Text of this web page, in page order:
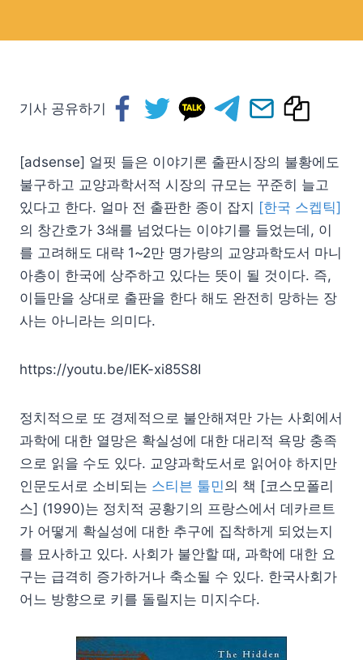
기사 공유하기
[adsense] 얼핏 들은 이야기론 출판시장의 불황에도
불구하고 교양과학서적 시장의 규모는 꾸준히 늘고
있다고 한다. 얼마 전 출판한 종이 잡지 [한국 스켑틱]
의 창간호가 3쇄를 넘었다는 이야기를 들었는데, 이
를 고려해도 대략 1~2만 명가량의 교양과학도서 마니
아층이 한국에 상주하고 있다는 뜻이 될 것이다. 즉,
이들만을 상대로 출판을 한다 해도 완전히 망하는 장
사는 아니라는 의미다.
https://youtu.be/IEK-xi85S8I
정치적으로 또 경제적으로 불안해져만 가는 사회에서
과학에 대한 열망은 확실성에 대한 대리적 욕망 충족
으로 읽을 수도 있다. 교양과학도서로 읽어야 하지만
인문도서로 소비되는 스티븐 툴민의 책 [코스모폴리
스] (1990)는 정치적 공황기의 프랑스에서 데카르트
가 어떻게 확실성에 대한 추구에 집착하게 되었는지
를 묘사하고 있다. 사회가 불안할 때, 과학에 대한 요
구는 급격히 증가하거나 축소될 수 있다. 한국사회가
어느 방향으로 키를 돌릴지는 미지수다.